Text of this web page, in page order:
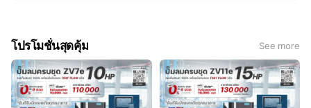
โปรโมชั่นสุดคุ้ม See more